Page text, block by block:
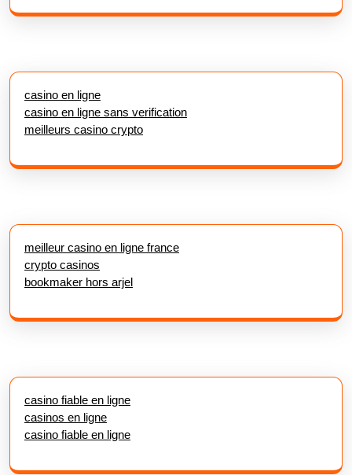
casino en ligne
casino en ligne sans verification
meilleurs casino crypto
meilleur casino en ligne france
crypto casinos
bookmaker hors arjel
casino fiable en ligne
casinos en ligne
casino fiable en ligne